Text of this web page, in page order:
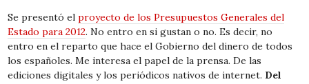
Se presentó elproyecto de los Presupuestos Generales del
Estado para 2012. No entro en si gustan o no. Es decir, no
entro en el reparto que hace el Gobierno del dinero de todos
los españoles. Me interesa el papel de la prensa. De las
ediciones digitales y los periódicos nativos de internet. Del